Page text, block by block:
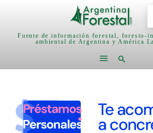
Fuente de información forestal, foresto-
ambiental de Argentina y América